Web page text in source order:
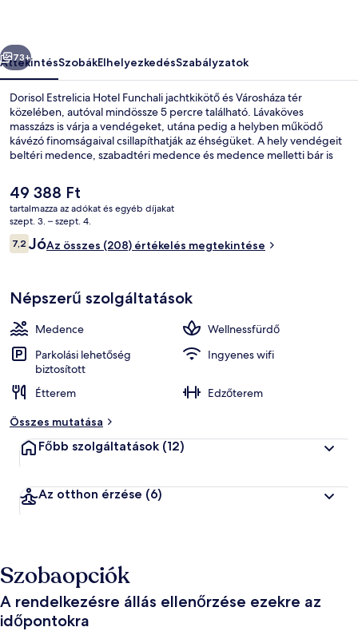
Következő
73+
ÁttekintésSzobákElhelyezkedésSzabályzatok
Dorisol Estrelicia Hotel Funchali jachtkikötő és Városháza tér
közelében, autóval mindössze 5 percre található. Lávaköves
masszázs is várja a vendégeket, utána pedig a helyben működő
kávézó finomságaival csillapíthatják az éhségüket. A hely vendégeit
beltéri medence, szabadtéri medence és medence melletti bár is
A
jelenlegi
ár
49 388 Ft
49 388 Ft
tartalmazza az adókat és egyéb díjakat
szept. 3. – szept. 4.
Értékelések
7,27,2 ennyiből: 10
JóAz összes (208) értékelés megtekintése
Népszerű szolgáltatások
Medence
Wellnessfürdő
Parkolási lehetőség
biztosított
Ingyenes wifi
Étterem
Edzőterem
Összes mutatása
Főbb szolgáltatások (12)
Az otthon érzése (6)
Szobaopciók
A rendelkezésre állás ellenőrzése ezekre az
időpontokra